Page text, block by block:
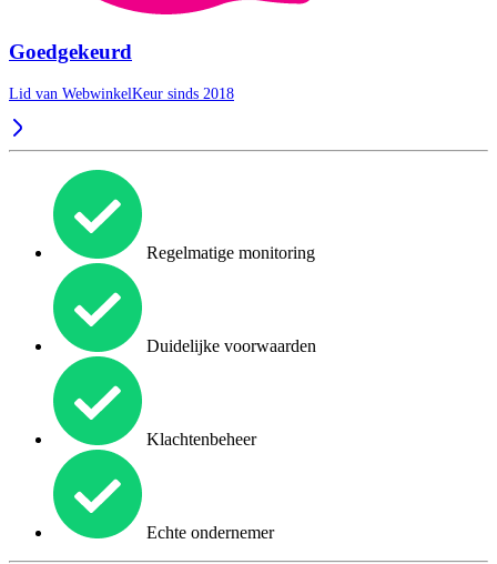
Goedgekeurd
Lid van WebwinkelKeur sinds 2018
Regelmatige monitoring
Duidelijke voorwaarden
Klachtenbeheer
Echte ondernemer